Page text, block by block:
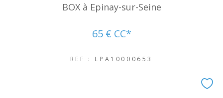
BOX à Epinay-sur-Seine
65 € CC*
REF : LPA10000653
RECHERCHER